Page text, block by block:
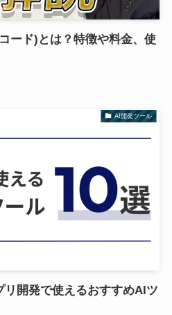
ード)とは？特徴や料金、使
AI開発ツール
リ開発で使えるおすすめAIツ